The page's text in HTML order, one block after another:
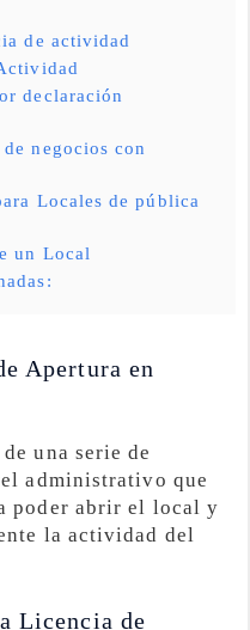
de actividad
declaración
negocios con
Locales de pública
un Local
Apertura en
una serie de
administrativo que
poder abrir el local y
la actividad del
Licencia de